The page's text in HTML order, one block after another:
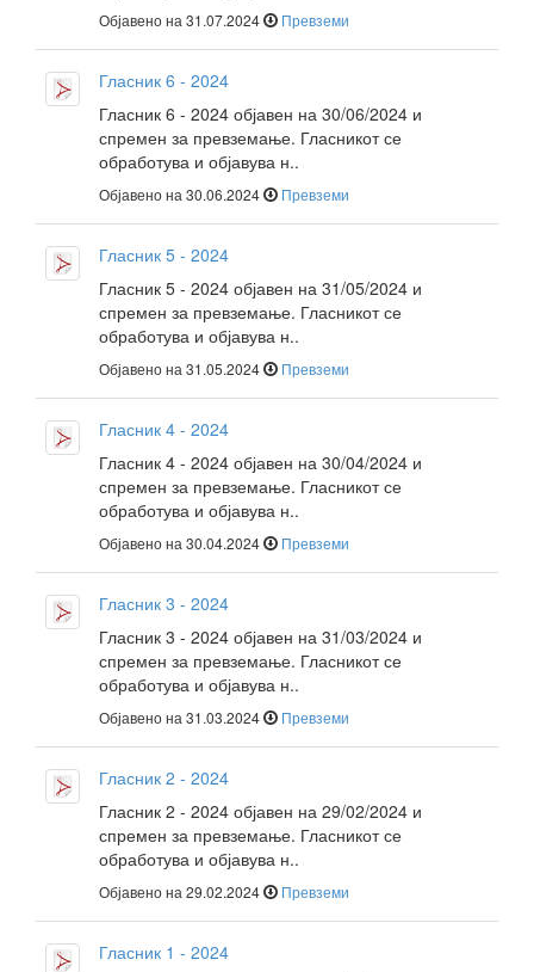
Објавено на 31.07.2024 Превземи
Гласник 6 - 2024
Гласник 6 - 2024 објавен на 30/06/2024 и
спремен за превземање. Гласникот се
обработува и објавува н..
Објавено на 30.06.2024 Превземи
Гласник 5 - 2024
Гласник 5 - 2024 објавен на 31/05/2024 и
спремен за превземање. Гласникот се
обработува и објавува н..
Објавено на 31.05.2024 Превземи
Гласник 4 - 2024
Гласник 4 - 2024 објавен на 30/04/2024 и
спремен за превземање. Гласникот се
обработува и објавува н..
Објавено на 30.04.2024 Превземи
Гласник 3 - 2024
Гласник 3 - 2024 објавен на 31/03/2024 и
спремен за превземање. Гласникот се
обработува и објавува н..
Објавено на 31.03.2024 Превземи
Гласник 2 - 2024
Гласник 2 - 2024 објавен на 29/02/2024 и
спремен за превземање. Гласникот се
обработува и објавува н..
Објавено на 29.02.2024 Превземи
Гласник 1 - 2024